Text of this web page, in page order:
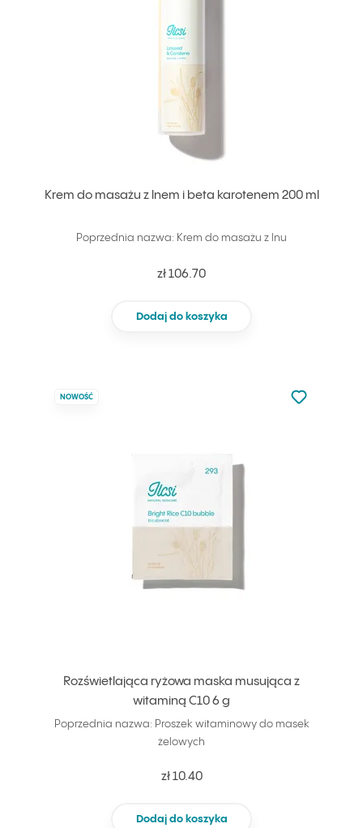
Krem do masażu z lnem i beta karotenem 200 ml
Poprzednia nazwa: Krem do masażu z lnu
zł 106.70
Dodaj do koszyka
Rozświetlająca ryżowa maska musująca z
witaminą C10 6 g
NOWOŚĆ
Poprzednia nazwa: Proszek witaminowy do masek
żelowych
zł 10.40
Dodaj do koszyka
Nie dodano
Dodaj do